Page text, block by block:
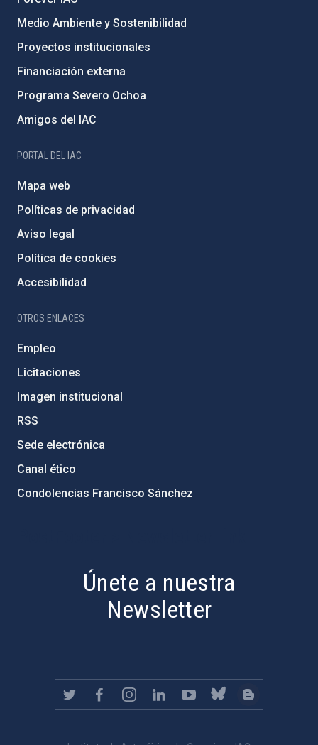
Medio Ambiente y Sostenibilidad
Proyectos institucionales
Financiación externa
Programa Severo Ochoa
Amigos del IAC
PORTAL DEL IAC
Mapa web
Políticas de privacidad
Aviso legal
Política de cookies
Accesibilidad
OTROS ENLACES
Empleo
Licitaciones
Imagen institucional
RSS
Sede electrónica
Canal ético
Condolencias Francisco Sánchez
Únete a nuestra
Newsletter